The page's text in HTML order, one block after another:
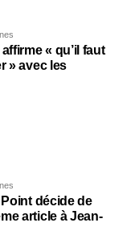
« qu’il faut
» avec les
décide de
article à Jean-